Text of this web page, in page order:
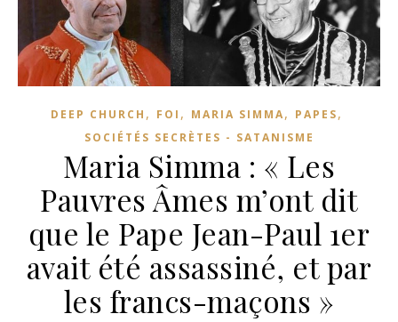
DEEP CHURCH , FOI , MARIA SIMMA, PAPES,
SOCIÉTÉS SECRÈTES - SATANISME
Maria Simma : « Les
Pauvres Âmes m’ont dit
que le Pape Jean-Paul 1er
avait été assassiné, et par
les francs-maçons »